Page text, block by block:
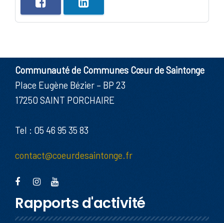
Communauté de Communes Cœur de Saintonge
Place Eugène Bézier – BP 23
17250 SAINT PORCHAIRE
Tel : 05 46 95 35 83
contact@coeurdesaintonge.fr
Rapports d'activité